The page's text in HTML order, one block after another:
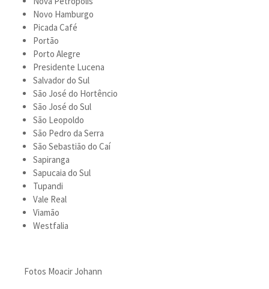
Novo Hamburgo
Picada Café
Portão
Porto Alegre
Presidente Lucena
Salvador do Sul
São José do Hortêncio
São José do Sul
São Leopoldo
São Pedro da Serra
São Sebastião do Caí
Sapiranga
Sapucaia do Sul
Tupandi
Vale Real
Viamão
Westfalia
Fotos Moacir Johann